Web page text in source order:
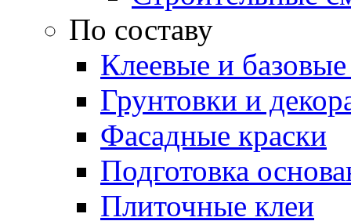
По составу
Клеевые и
Грунтовки и
Фасадные краски
Подготовка
Плиточные клеи